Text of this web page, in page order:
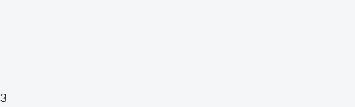
3